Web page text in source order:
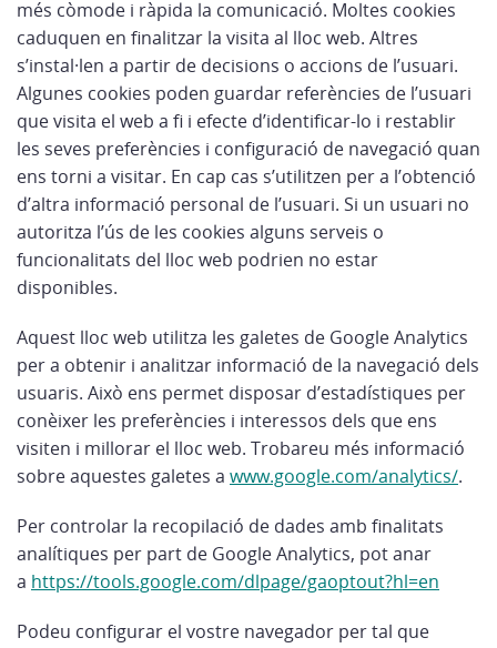
més còmode i ràpida la comunicació. Moltes cookies
caduquen en finalitzar la visita al lloc web. Altres
s’instal·len a partir de decisions o accions de l’usuari.
Algunes cookies poden guardar referències de l’usuari
que visita el web a fi i efecte d’identificar-lo i restablir
les seves preferències i configuració de navegació quan
ens torni a visitar. En cap cas s’utilitzen per a l’obtenció
d’altra informació personal de l’usuari. Si un usuari no
autoritza l’ús de les cookies alguns serveis o
funcionalitats del lloc web podrien no estar
disponibles.
Aquest lloc web utilitza les galetes de Google Analytics
per a obtenir i analitzar informació de la navegació dels
usuaris. Això ens permet disposar d’estadístiques per
conèixer les preferències i interessos dels que ens
visiten i millorar el lloc web. Trobareu més informació
sobre aquestes galetes a www.google.com/analytics/.
Per controlar la recopilació de dades amb finalitats
analítiques per part de Google Analytics, pot anar
a https://tools.google.com/dlpage/gaoptout?hl=en
Podeu configurar el vostre navegador per tal que